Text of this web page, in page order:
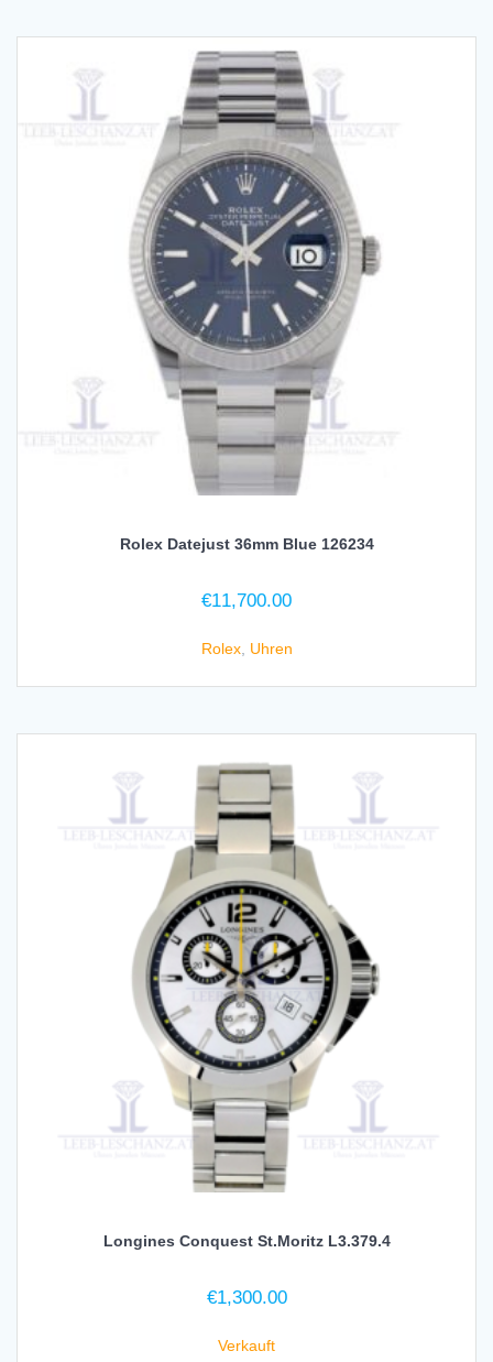
Rolex Datejust 36mm Blue 126234
€11,700.00
Rolex, Uhren
Longines Conquest St.Moritz L3.379.4
€1,300.00
Verkauft